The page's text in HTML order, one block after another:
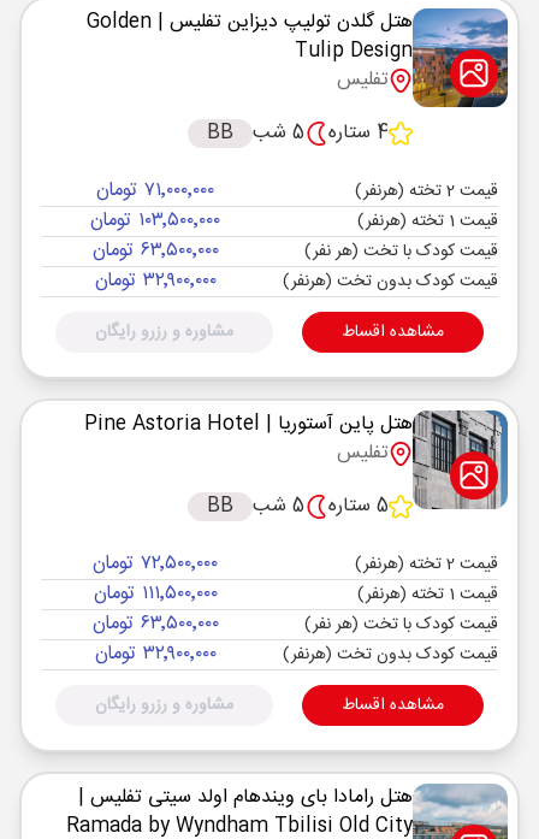
هتل گلدن تولیپ دیزاین تفلیس | Golden
Tulip Design
تفلیس
4 ستاره
5 شب BB
قیمت 2 تخته (هرنفر) ۷۱٬۰۰۰٬۰۰۰ تومان
قیمت 1 تخته (هرنفر) ۱۰۳٬۵۰۰٬۰۰۰ تومان
قیمت کودک با تخت (هر نفر) ۶۳٬۵۰۰٬۰۰۰ تومان
قیمت کودک بدون تخت (هرنفر) ۳۲٬۹۰۰٬۰۰۰ تومان
مشاهده اقساط مشاوره و رزرو رایگان
هتل پاین آستوریا | Pine Astoria Hotel
تفلیس
5 ستاره
5 شب BB
قیمت 2 تخته (هرنفر) ۷۲٬۵۰۰٬۰۰۰ تومان
قیمت 1 تخته (هرنفر) ۱۱۱٬۵۰۰٬۰۰۰ تومان
قیمت کودک با تخت (هر نفر) ۶۳٬۵۰۰٬۰۰۰ تومان
قیمت کودک بدون تخت (هرنفر) ۳۲٬۹۰۰٬۰۰۰ تومان
مشاهده اقساط مشاوره و رزرو رایگان
هتل رامادا بای ویندهام اولد سیتی تفلیس |
Ramada by Wyndham Tbilisi Old City